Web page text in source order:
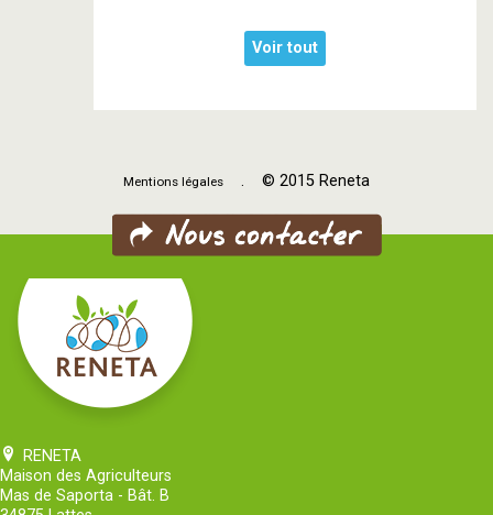
Voir tout
Mentions légales . © 2015 Reneta
RENETA
Maison des Agriculteurs
Mas de Saporta - Bât. B